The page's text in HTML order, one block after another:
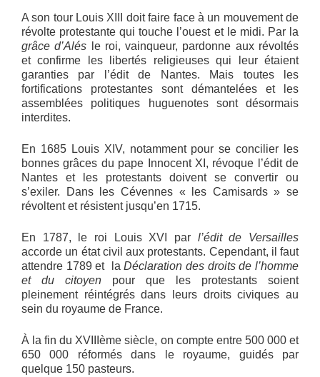
A son tour Louis XIII doit faire face à un mouvement de
révolte protestante qui touche l’ouest et le midi. Par la
grâce d’Alés
le roi, vainqueur, pardonne aux révoltés
et confirme les libertés religieuses qui leur étaient
garanties par l’édit de Nantes. Mais toutes les
fortifications protestantes sont démantelées et les
assemblées politiques huguenotes sont désormais
interdites.
En 1685 Louis XIV, notamment pour se concilier les
bonnes grâces du pape Innocent XI, révoque l’édit de
Nantes et les protestants doivent se convertir ou
s’exiler. Dans les Cévennes « les Camisards » se
révoltent et résistent jusqu’en 1715.
En 1787, le roi Louis XVI par l’édit de Versailles
accorde un état civil aux protestants. Cependant, il faut
attendre 1789 et laDéclaration des droits de l’homme
et du citoyen pour que les protestants soient
pleinement réintégrés dans leurs droits civiques au
sein du royaume de France.
À la fin du XVIIIème siècle, on compte entre 500 000 et
650 000 réformés dans le royaume, guidés par
quelque 150 pasteurs.